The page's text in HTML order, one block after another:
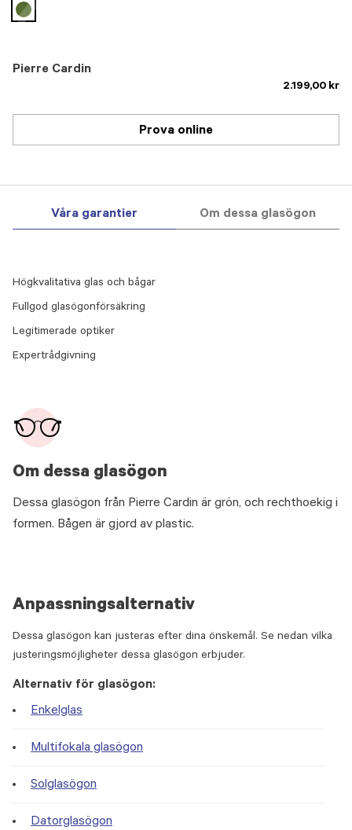
Pierre Cardin
2.199,00 kr
selected
Prova online
Våra garantier Om dessa glasögon
Om dessa glasögon
Dessa glasögon från Pierre Cardin är grön, och rechthoekig i
formen. Bågen är gjord av plastic.
Högkvalitativa glas och bågar
Fullgod glasögonförsäkring
Legitimerade optiker
Expertrådgivning
Anpassningsalternativ
Dessa glasögon kan justeras efter dina önskemål. Se nedan vilka
justeringsmöjligheter dessa glasögon erbjuder.
Alternativ för glasögon:
Enkelglas
Multifokala glasögon
Solglasögon
Datorglasögon